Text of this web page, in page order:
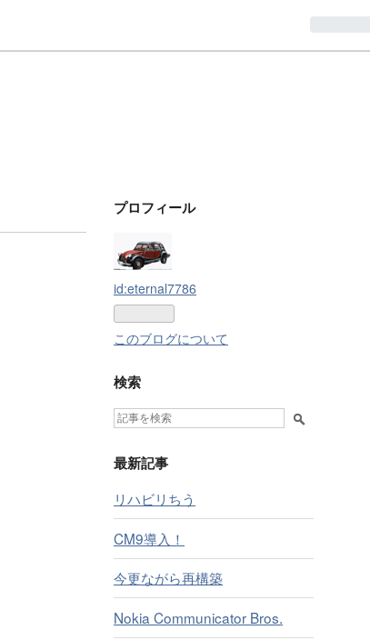
プロフィール
id:eternal7786
このブログについて
検索
最新記事
リハビリちう
CM9導入！
今更ながら再構築
Nokia Communicator Bros.